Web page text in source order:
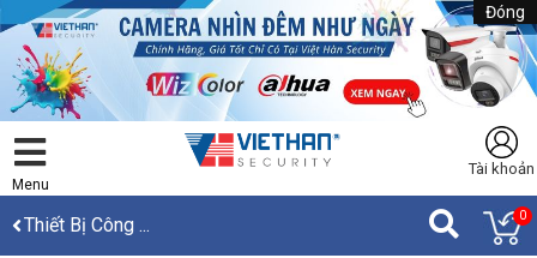
Đóng
Menu
Tài khoản
Thiết Bị Công ... 0